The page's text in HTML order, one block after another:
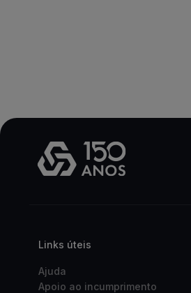
Links úteis
Ajuda
Apoio ao incumprimento